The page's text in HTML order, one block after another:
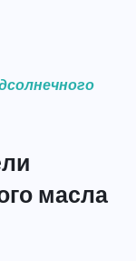
масла